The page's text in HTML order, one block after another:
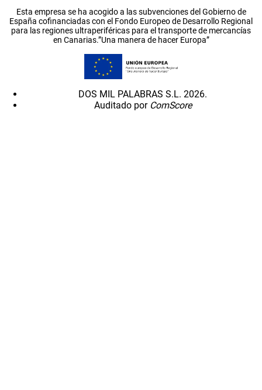
Esta empresa se ha acogido a las subvenciones del Gobierno de
España cofinanciadas con el Fondo Europeo de Desarrollo Regional
para las regiones ultraperiféricas para el transporte de mercancías
en Canarias.”Una manera de hacer Europa”
DOS MIL PALABRAS S.L. 2026.
Auditado por ComScore